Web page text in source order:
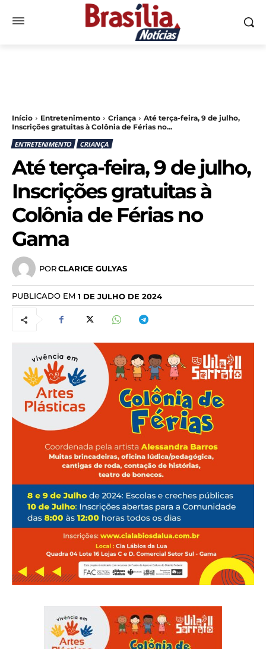
Início Entretenimento Criança
Até terça-feira, 9 de julho,
Inscrições gratuitas à Colônia de Férias no...
ENTRETENIMENTO
CRIANÇA
Até terça-feira, 9 de julho,
Inscrições gratuitas à
Colônia de Férias no
Gama
PORCLARICE GULYAS
PUBLICADO EM 1 DE JULHO DE 2024